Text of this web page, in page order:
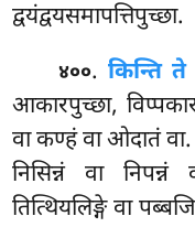
द्वयंद्वयसमापत्तिपुच्छा.
४००.किन्ति ते
आकारपुच्छा,
वा कण्हं वा ओदातं वा.
निसिन्नं वा निपन्नं
तित्थियलिङ्गे वा